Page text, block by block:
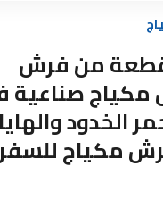
فرش مكياج، 15 قطعة من فرش
مكياج صناعية
الخدود
مكياج